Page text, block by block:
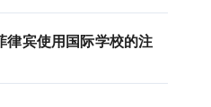
律宾使用国际学校的注